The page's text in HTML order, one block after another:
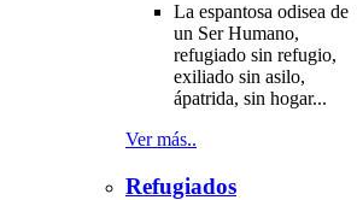
La espantosa odisea de
un Ser Humano,
refugiado sin refugio,
exiliado sin asilo,
ápatrida, sin hogar...
Ver más..
Refugiados